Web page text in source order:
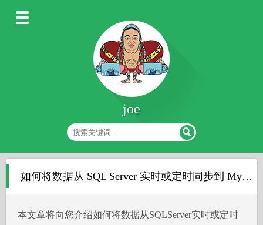
joe
如何将数据从 SQL Server 实时或定时同步到 MySQL 数据库
本文章将向您介绍如何将数据从SQLServer实时或定时